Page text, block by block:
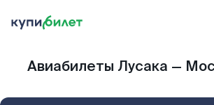
Авиабилеты Лусака —